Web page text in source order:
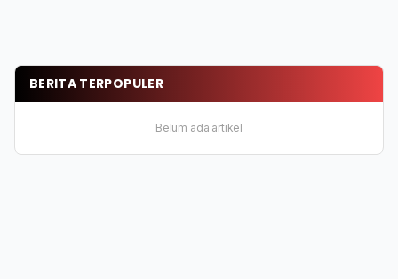
BERITA TERPOPULER
Belum ada artikel